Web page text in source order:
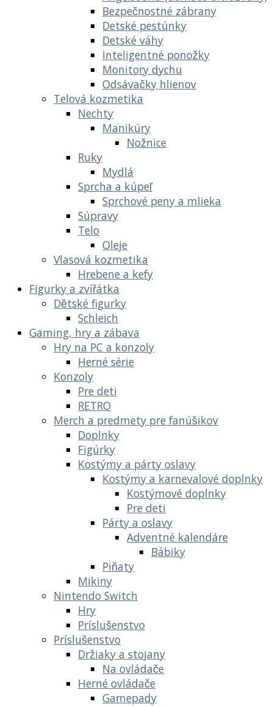
Bezpečnostné zábrany
Detské pestúnky
Detské váhy
Inteligentné ponožky
Monitory dychu
Odsávačky hlienov
Telová kozmetika
Nechty
Manikúry
Nožnice
Ruky
Mydlá
Sprcha a kúpeľ
Sprchové peny a mlieka
Súpravy
Telo
Oleje
Vlasová kozmetika
Hrebene a kefy
Figurky a zvířátka
Dětské figurky
Schleich
Gaming, hry a zábava
Hry na PC a konzoly
Herné série
Konzoly
Pre deti
RETRO
Merch a predmety pre fanúšikov
Doplnky
Figúrky
Kostýmy a párty oslavy
Kostýmy a karnevalové doplnky
Kostýmové doplnky
Pre deti
Párty a oslavy
Adventné kalendáre
Bábiky
Piňaty
Mikiny
Nintendo Switch
Hry
Príslušenstvo
Príslušenstvo
Držiaky a stojany
Na ovládače
Herné ovládače
Gamepady